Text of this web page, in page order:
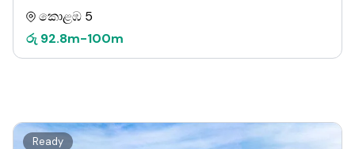
කොළඹ 5
රු 92.8m-100m
Ready